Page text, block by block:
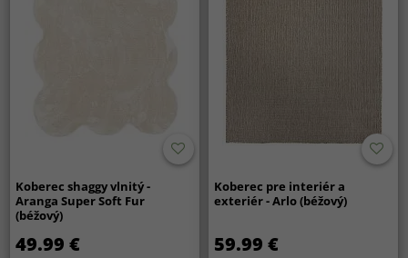
Koberec shaggy vlnitý -
Aranga Super Soft Fur
(béžový)
49.99 €
Koberec pre interiér a
exteriér - Arlo (béžový)
59.99 €